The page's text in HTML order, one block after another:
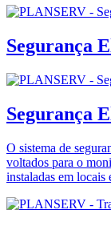
Segurança
Segurança
O sistema de
voltados para o
instaladas em locais